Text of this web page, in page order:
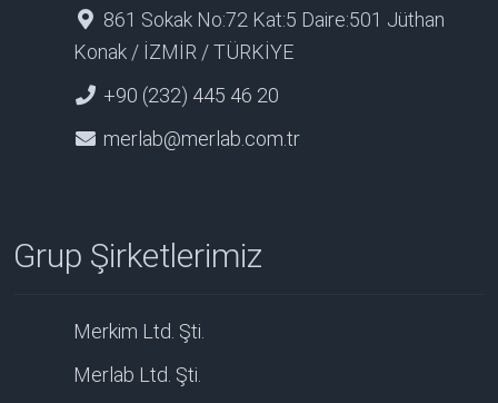
861 Sokak No:72 Kat:5 Daire:501 Jüthan
Konak / İZMİR / TÜRKİYE
+90 (232) 445 46 20
merlab@merlab.com.tr
Grup Şirketlerimiz
Merkim Ltd. Şti.
Merlab Ltd. Şti.